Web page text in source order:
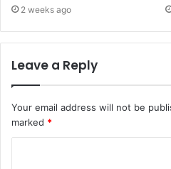
2 weeks ago
Leave a Reply
Your email address will not be
marked *